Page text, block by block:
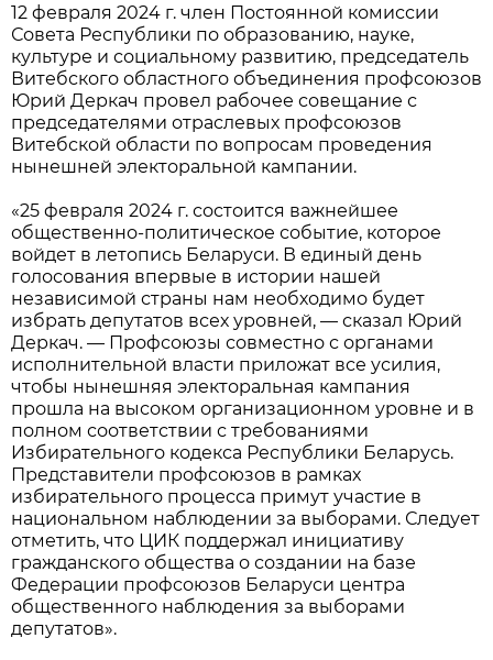
12 февраля 2024 г. член Постоянной комиссии
Совета Республики по образованию, науке,
культуре и социальному развитию, председатель
Витебского областного объединения профсоюзов
Юрий Деркач провел рабочее совещание с
председателями отраслевых профсоюзов
Витебской области по вопросам проведения
нынешней электоральной кампании.
«25 февраля 2024 г. состоится важнейшее
общественно-политическое событие, которое
войдет в летопись Беларуси. В единый день
голосования впервые в истории нашей
независимой страны нам необходимо будет
избрать депутатов всех уровней, — сказал Юрий
Деркач. — Профсоюзы совместно с органами
исполнительной власти приложат все усилия,
чтобы нынешняя электоральная кампания
прошла на высоком организационном уровне и в
полном соответствии с требованиями
Избирательного кодекса Республики Беларусь.
Представители профсоюзов в рамках
избирательного процесса примут участие в
национальном наблюдении за выборами. Следует
отметить, что ЦИК поддержал инициативу
гражданского общества о создании на базе
Федерации профсоюзов Беларуси центра
общественного наблюдения за выборами
депутатов».